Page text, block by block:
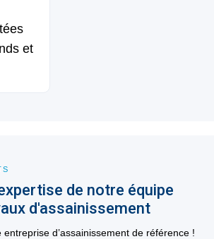
et
de notre équipe
d'assainissement
d’assainissement de référence !